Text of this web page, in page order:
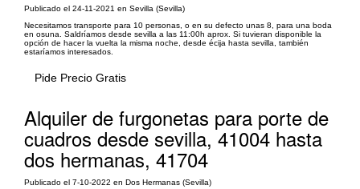
Publicado el 24-11-2021 en Sevilla (Sevilla)
Necesitamos transporte para 10 personas, o en su defecto unas 8, para una boda
en osuna. Saldríamos desde sevilla a las 11:00h aprox. Si tuvieran disponible la
opción de hacer la vuelta la misma noche, desde écija hasta sevilla, también
estaríamos interesados.
Pide Precio Gratis
Alquiler de furgonetas para porte de
cuadros desde sevilla, 41004 hasta
dos hermanas, 41704
Publicado el 7-10-2022 en Dos Hermanas (Sevilla)